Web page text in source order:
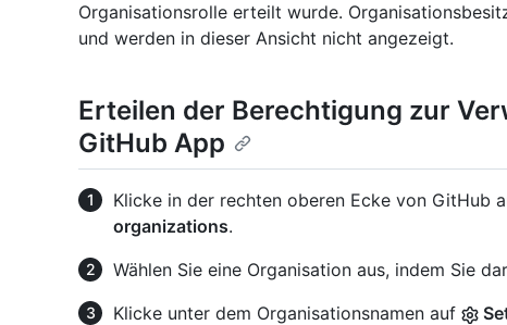
Organisationsrolle erteilt wurde.
und werden in dieser Ansicht nicht angezeigt.
Erteilen der Berechtigung zur
GitHub App
Klicke in der rechten oberen Ecke von GitHub
organizations.
Wählen Sie eine Organisation aus, indem Sie
Klicke unter dem Organisationsnamen auf